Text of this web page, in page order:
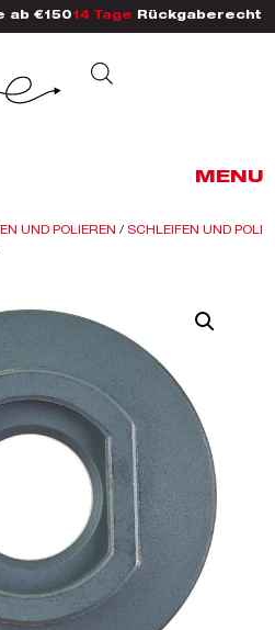
ab €150 14 Tage Rückgaberecht
MENU
UND POLIEREN / SCHLEIFEN UND POLI